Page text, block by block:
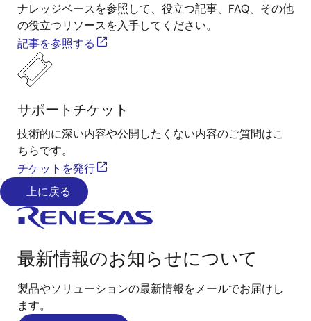
ナレッジベースを参照して、役立つ記事、FAQ、その他
の役立つリソースを入手してください。
記事を参照する
サポートチケット
技術的に深い内容や公開したくない内容のご質問はこ
ちらです。
チケットを発行
上に戻る
最新情報のお知らせについて
製品やソリューションの最新情報をメールでお届けし
ます。